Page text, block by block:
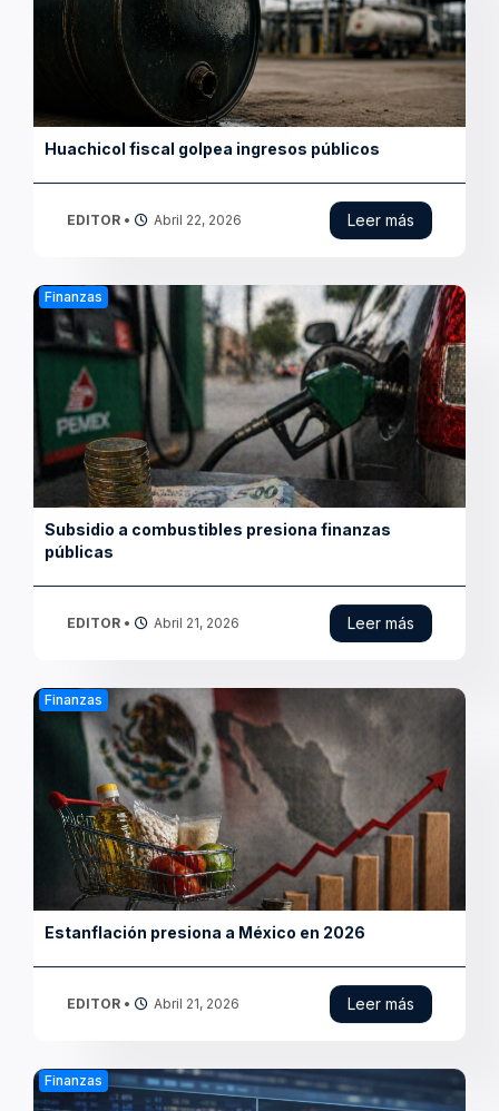
Subsidio a combustibles presiona finanzas
públicas
EDITOR• Abril 21, 2026 Leer más
Estanflación presiona a México en 2026
EDITOR• Abril 21, 2026 Leer más
Finanzas
Peso resiste en 17.22, pero Bolsa mexicana cae:
mercados cierran con cautela
EDITOR• Abril 17, 2026 Leer más